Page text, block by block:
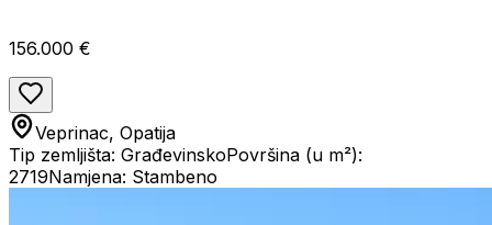
156.000 €
Veprinac, Opatija
Tip zemljišta: GrađevinskoPovršina (u m²):
2719Namjena: Stambeno